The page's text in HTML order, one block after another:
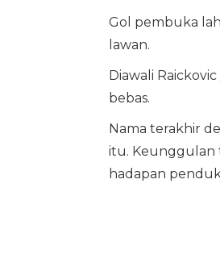
Gol pembuka
lawan.
Diawali
bebas.
Nama terakhir
itu. Keunggulan
hadapan